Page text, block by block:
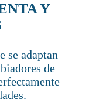
Y
se adaptan
de